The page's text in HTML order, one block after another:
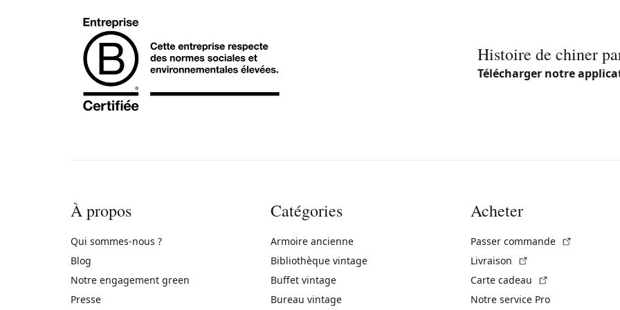
Histoire de chiner
Télécharger notre
À propos
Qui sommes-nous ?
Blog
Notre engagement green
Presse
Catégories
Armoire ancienne
Bibliothèque vintage
Buffet vintage
Bureau vintage
Acheter
Passer commande
Livraison
Carte cadeau
Notre service Pro